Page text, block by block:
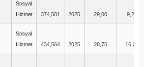
Sosyal
Hizmet
374,501 2025 29,00 9,25
Sosyal
Hizmet
434,564 2025 28,75 16,25